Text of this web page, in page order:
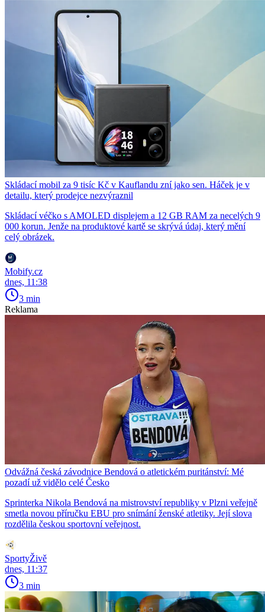
Skládací mobil za 9 tisíc Kč v Kauflandu zní jako sen. Háček je v
detailu, který prodejce nezvýraznil
Skládací véčko s AMOLED displejem a 12 GB RAM za necelých 9
000 korun. Jenže na produktové kartě se skrývá údaj, který mění
celý obrázek.
Mobify.cz
dnes, 11:38
3 min
Reklama
Odvážná česká závodnice Bendová o atletickém puritánství: Mé
pozadí už vidělo celé Česko
Sprinterka Nikola Bendová na mistrovství republiky v Plzni veřejně
smetla novou příručku EBU pro snímání ženské atletiky. Její slova
rozdělila českou sportovní veřejnost.
SportyŽivě
dnes, 11:37
3 min